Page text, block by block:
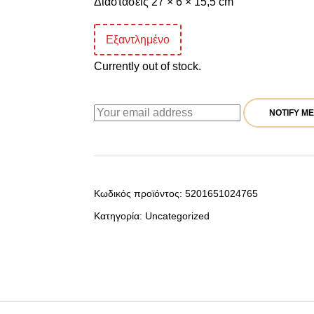
Εξαντλημένο
Currently out of stock.
NOTIFY ME
Κωδικός προϊόντος: 5201651024765
Κατηγορία: Uncategorized